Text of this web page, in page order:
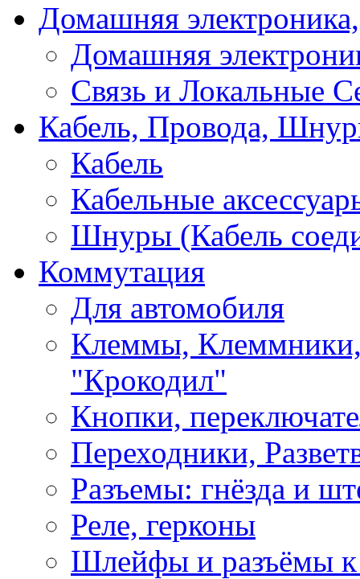
Домашняя
Домашняя
Связь и Локальные
Кабель, Провода,
Кабель
Кабельные
Шнуры (Кабель
Коммутация
Для автомобиля
Клеммы,
"Крокодил"
Кнопки,
Переходники,
Разъемы: гнёзда и
Реле, герконы
Шлейфы и разъёмы